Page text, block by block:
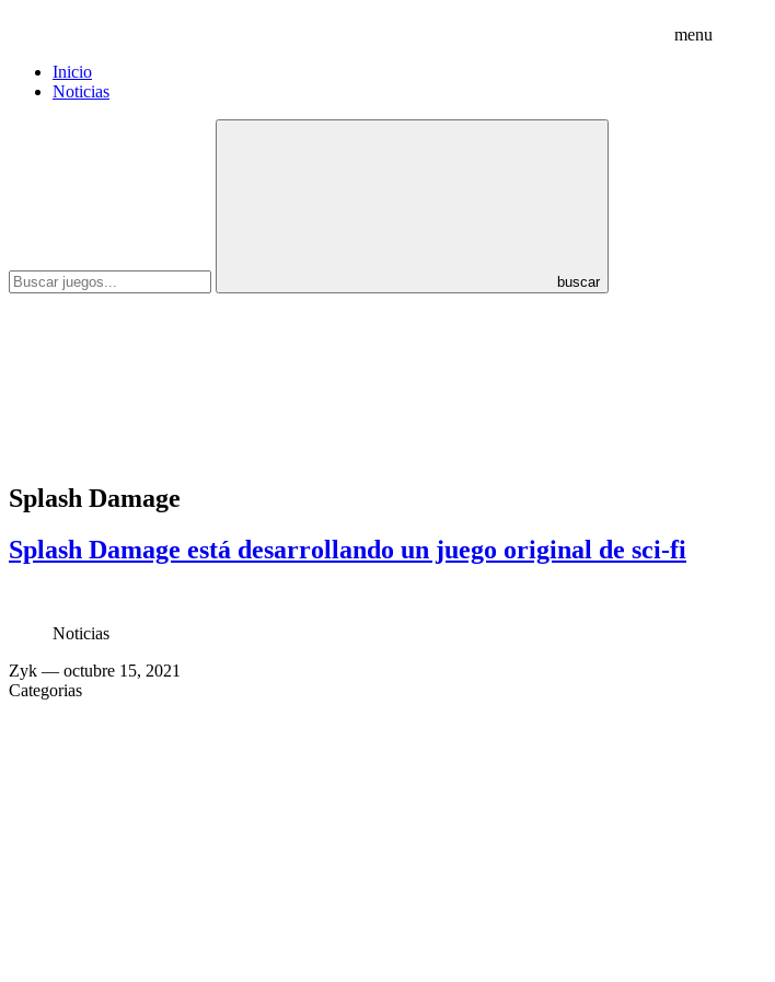
menu
Inicio
Noticias
buscar
Splash Damage
Splash Damage está desarrollando un juego original de sci-fi
Noticias
Zyk — octubre 15, 2021
Categorias